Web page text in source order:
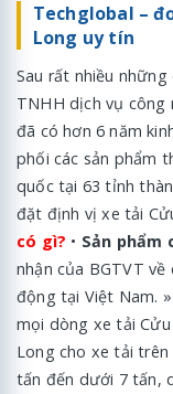
Techglobal –
Long uy tín
Sau rất nhiều
TNHH dịch vụ công
đã có hơn 6 năm
phối các sản phẩm
quốc tại 63 tỉnh
đặt định vị xe tải
có gì? • Sản phẩm
nhận của BGTVT
động tại Việt Nam.
mọi dòng xe tải
Long cho xe tải
tấn đến dưới 7 tấn,